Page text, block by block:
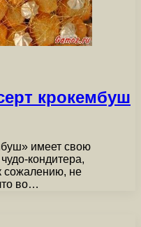
крокембуш
имеет свою
кондитера,
сожалению, не
во…